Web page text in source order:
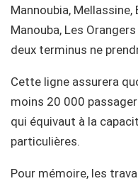
Mannoubia, Mellassine,
Manouba, Les
deux terminus ne
Cette ligne assurera
moins 20 000
qui équivaut à la
particulières.
Pour mémoire, les